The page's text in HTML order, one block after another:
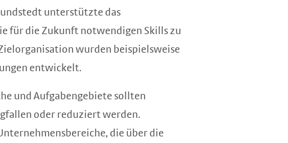
unterstützte das
für die Zukunft notwendigen Skills zu
wurden beispielsweise
entwickelt.
und Aufgabengebiete sollten
oder reduziert werden.
die über die